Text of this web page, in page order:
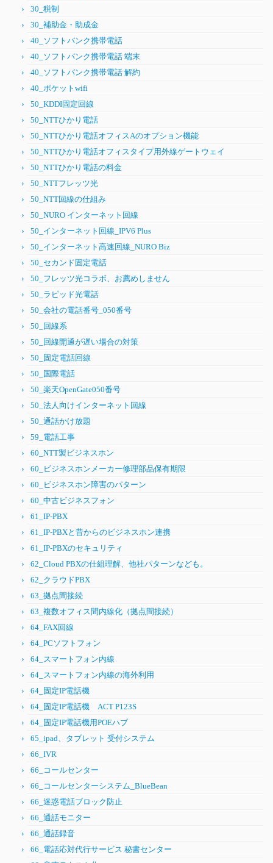
30_税制
30_補助金・助成金
40_ソフトバンク携帯電話
40_ソフトバンク携帯電話 端末
40_ソフトバンク携帯電話 解約
40_ポケットwifi
50_KDDI固定回線
50_NTTひかり電話
50_NTTひかり電話オフィスAのオプション機能
50_NTTひかり電話オフィスタイプ用外線ゲートウェイ
50_NTTひかり電話の料金
50_NTTフレッツ光
50_NTT回線の仕組み
50_NURO インターネット回線
50_インターネット回線_IPV6 Plus
50_インターネット高速回線_NURO Biz
50_セカンド固定電話
50_フレッツ光コラボ、お薦めしません
50_ラピッド光電話
50_会社の電話番号_050番号
50_回線系
50_回線開通が遅い場合の対策
50_固定電話回線
50_国際電話
50_楽天OpenGate050番号
50_法人向けインターネット回線
50_通話かけ放題
59_電話工事
60_NTT製ビジネスホン
60_ビジネスホンメーカー修理部品保有期限
60_ビジネスホン障害のパターン
60_中古ビジネスフォン
61_IP-PBX
61_IP-PBXと昔からのビジネスホン連携
61_IP-PBXのセキュリティ
62_Cloud PBXの仕組理解、他社パターンなども。
62_クラウドPBX
63_拠点間接続
63_複数オフィス間内線化（拠点間接続）
64_FAX回線
64_PCソフトフォン
64_スマートフォン内線
64_スマートフォン内線の海外利用
64_固定IP電話機
64_固定IP電話機 ACT P123S
64_固定IP電話機用POEハブ
65_ipad、タブレット 受付システム
66_IVR
66_コールセンター
66_コールセンターシステム_BlueBean
66_迷惑電話ブロック防止
66_通話モニター
66_通話録音
66_電話応対代行サービス 秘書センター